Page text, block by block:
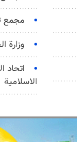
مجمع
وزارة
اتحاد
الاسلامية